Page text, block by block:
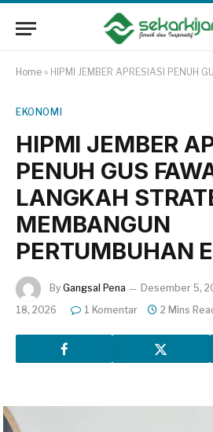
Home » HIPMI JEMBER APRESIASI PENUH GUS FAWAIT, LANGKAH
EKONOMI
HIPMI JEMBER
PENUH GUS
LANGKAH
MEMBANGUN
PERTUMBUHAN
By Gangsal Pena Desember 5,
18, 2026
1 Komentar 2 Mins